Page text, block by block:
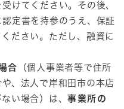
けてください。その後、
定書を持参のうえ、保証
ださい。ただし、融資に
合 （個人事業者等で住所
、法人で岸和田市の本店
い場合）は、事業所の